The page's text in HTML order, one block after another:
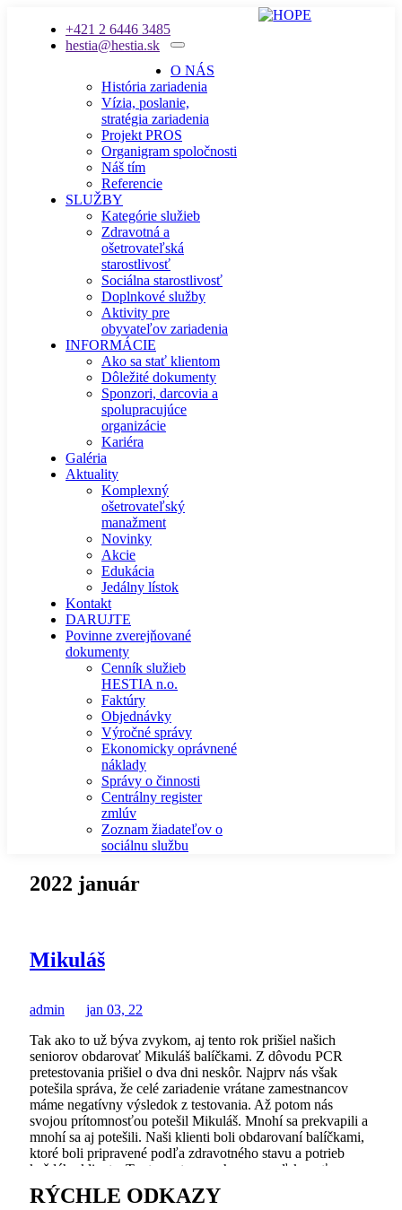
+421 2 6446 3485
hestia@hestia.sk
O NÁS
História zariadenia
Vízia, poslanie,
stratégia zariadenia
Projekt PROS
Organigram spoločnosti
Náš tím
Referencie
SLUŽBY
Kategórie služieb
Zdravotná a
ošetrovateľská
starostlivosť
Sociálna starostlivosť
Doplnkové služby
Aktivity pre
obyvateľov zariadenia
INFORMÁCIE
Ako sa stať klientom
Dôležité dokumenty
Sponzori, darcovia a
spolupracujúce
organizácie
Kariéra
Galéria
Aktuality
Komplexný
ošetrovateľský
manažment
Novinky
Akcie
Edukácia
Jedálny lístok
Kontakt
DARUJTE
Povinne zverejňované
dokumenty
Cenník služieb
HESTIA n.o.
Faktúry
Objednávky
Výročné správy
Ekonomicky oprávnené
náklady
Správy o činnosti
Centrálny register
zmlúv
Zoznam žiadateľov o
sociálnu službu
2022 január
Mikuláš
admin
jan 03, 22
Tak ako to už býva zvykom, aj tento rok prišiel našich
seniorov obdarovať Mikuláš balíčkami. Z dôvodu PCR
pretestovania prišiel o dva dni neskôr. Najprv nás však
potešila správa, že celé zariadenie vrátane zamestnancov
máme negatívny výsledok z testovania. Až potom nás
svojou prítomnosťou potešil Mikuláš. Mnohí sa prekvapili a
mnohí sa aj potešili. Naši klienti boli obdarovaní balíčkami,
ktoré boli pripravené podľa zdravotného stavu a potrieb
každého klienta. Touto cestou sa chceme poďakovať
dobrým (avšak pre nás neznámym) ľuďom, ktorí
mikulášske balíčky nachystali a obdarovali nimi 34 klientov
RÝCHLE ODKAZY